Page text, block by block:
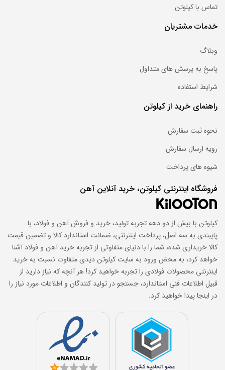
مشخصات فنی هر گرید به دقت بررسی شود تا انتخابی مناسب با نیاز
موجود در بازار، می‌توانید به لیست فوق در وبسایت کیلوتن مراجعه
کنید. این وبسایت امکان مشاهده قیمت لحظه‌ای، بررسی برندهای
مختلف و تحلیل روند نوسانات قیمت را فراهم می‌کند و به خریداران
کمک می‌کند تا با دیدی باز، زمان مناسب خرید را تشخیص دهند و
خریدی به‌صرفه و مطمئن داشته باشند.
ورق استیل چیست؟
ورق استیل نوعی فولاد ضدزنگ است که به دلیل ترکیب عناصر آلیاژی
مانند کروم، نیکل و گاهی مولیبدن، در برابر خوردگی، زنگ‌زدگی و
اکسید شدن مقاومت بالایی دارد. این ورق‌ها هم در صنعت و هم در
مصارف خانگی کاربرد گسترده‌ای دارند. از ساخت تجهیزات صنایع غذایی
و دارویی گرفته تا لوازم خانگی، دکوراسیون، بدنه آسانسور، سازه‌های
ساختمانی و حتی صنعت پتروشیمی، همگی به نوعی از ورق استیل بهره
می‌برند. سطح براق، طول عمر بالا و مقاومت در برابر حرارت نیز از دیگر
ویژگی‌هایی‌ست که باعث محبوبیت این محصول شده است.
ورق استیل در گریدهای مختلف با خواص فیزیکی و مکانیکی گوناگون
۱۵۰۰ میلی‌متر و طول (که ممکن است برش خورده یا به صورت رول
باشد) تنوع زیادی دارند. همچنین ورق‌های استیل ممکن است سطح
براق (BA)، مات (No.1)، خش‌دار (No.4) یا آیینه‌ای (8K) داشته باشند.
تماس با کیلوتن
خدمات مشتریان
وبلاگ
پاسخ به پرسش های متداول
شرایط استفاده
راهنمای خرید از کیلوتن
نحوه ثبت سفارش
رویه ارسال سفارش
شیوه های پرداخت
فروشگاه اینترنتی کیلوتن، خرید آنلاین آهن
کیلوتن با بیش از دو دهه تجربه تولید، خرید و فروش آهن و فولاد، با
پایبندی به سه اصل، پرداخت اینترنتی، ضمانت استاندارد کالا و تضمین قیمت
کالا خریداری شده، شما را با دنیای متفاوتی از تجربه خرید آهن و فولاد آشنا
خواهد کرد، به محض ورود به سایت کیلوتن دیدی متفاوت نسبت به خرید
اینترنتی محصولات فولادی را تجربه خواهید کرد! هر آنچه که نیاز دارید از
قبیل اطلاعات فنی استاندارد، جستجو در تولید کنندگان و اطلاعات مورد نیاز را
در اینجا پیدا خواهید کرد.